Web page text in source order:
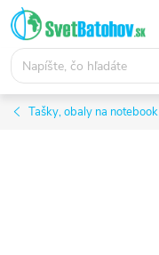
Prejsť
na
obsah
Tašky, obaly na notebook